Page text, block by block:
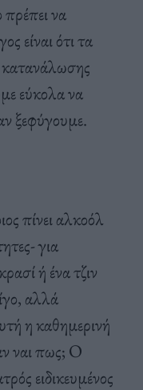
πρέπει να
είναι ότι τα
εύκολα να
ξεφύγουμε.
πίνει αλκοόλ
για
ή ένα τζιν
αλλά
η καθημερινή
ναι πως; O
ειδικευμένος